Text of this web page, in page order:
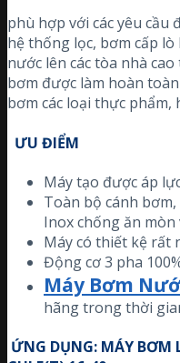
phù hợp với các yêu cầu
hệ thống lọc, bơm cấp lò
nước lên các tòa nhà
bơm được làm hoàn
bơm các loại thực phẩm,
ƯU ĐIỂM
Máy tạo được áp
Toàn bộ cánh
Inox chống ăn mòn
Máy có thiết kệ rất
Động cơ 3 pha
Máy Bơm
hãng trong thời
ỨNG DỤNG: MÁY BƠM